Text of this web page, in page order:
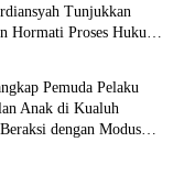
Tunjukkan
Hormati Proses Hukum,
Pemuda Pelaku
Anak di Kualuh
dengan Modus